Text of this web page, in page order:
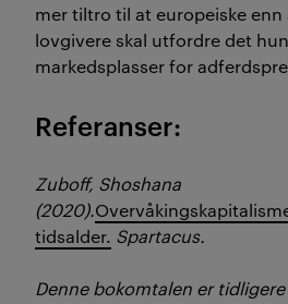
mer tiltro til at europeiske enn
lovgivere skal utfordre det
markedsplasser for
Referanser:
Zuboff, Shoshana
(2020).
tidsalder. Spartacus.
Denne bokomtalen er